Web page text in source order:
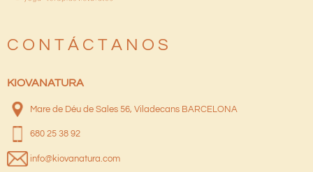
C O N T Á C T A N O S
KIOVANATURA
Mare de Déu de Sales 56, Viladecans BARCELONA
680 25 38 92
info@kiovanatura.com